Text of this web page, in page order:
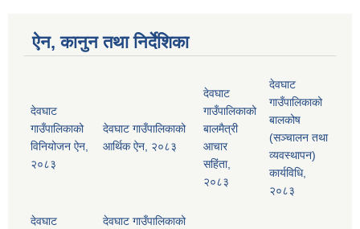
ऐन, कानुन तथा निर्देशिका
देवघाट
गाउँपालिकाको
विनियोजन ऐन,
२०८३
देवघाट गाउँपालिकाको
आर्थिक ऐन, २०८३
देवघाट
गाउँपालिकाको
बालमैत्री
आचार
सहिंता,
२०८३
देवघाट
गाउँपालिकाको
बालकोष
(सञ्चालन तथा
व्यवस्थापन)
कार्यविधि,
२०८३
देवघाट
देवघाट गाउँपालिकाको